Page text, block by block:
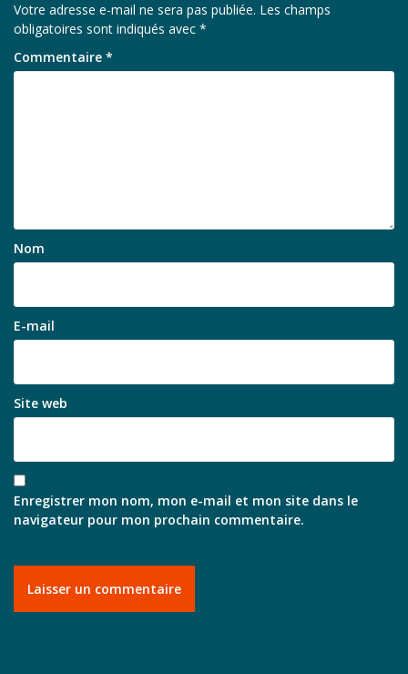
Votre adresse e-mail ne sera pas publiée. Les champs
obligatoires sont indiqués avec *
Commentaire *
Nom
E-mail
Site web
Enregistrer mon nom, mon e-mail et mon site dans le
navigateur pour mon prochain commentaire.